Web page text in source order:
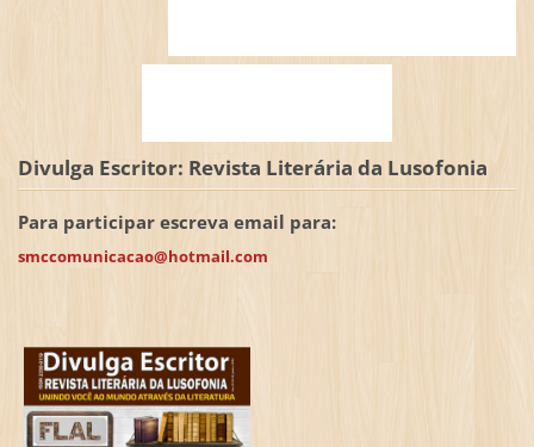
Divulga Escritor: Revista Literária da Lusofonia
Para participar escreva email para:
smccomunicacao@hotmail.com